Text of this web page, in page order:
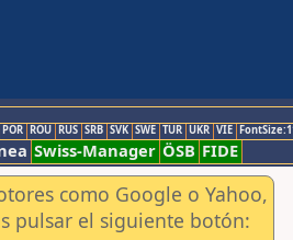
POR ROU RUS SRB SVK SWE TUR UKR VIE
Swiss-Manager ÖSB FIDE
como Google o Yahoo,
pulsar el siguiente botón: